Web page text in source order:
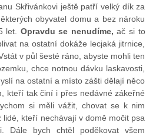
Skřivánkovi ještě patří velký dík za
obyvatel domu a bez nároku
let. Opravdu se nenudíme, ač si to
na ostatní dokáže lecjaká jitrnice,
v půl šesté ráno, abyste mohli ten
chce notnou dávku laskavosti,
na ostatní a místo zášti dělají něco
kteří tak činí i přes nedávné zákeřné
si měli vážit, chovat se k nim
kteří nechávají v domě močit psa
Dále bych chtěl poděkovat všem